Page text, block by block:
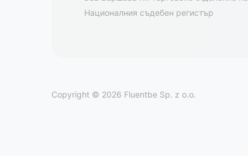
Националния съдебен регистър
Copyright © 2026 Fluentbe Sp. z o.o.